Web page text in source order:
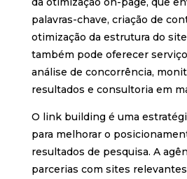
palavras-chave, criação de
otimização da estrutura do
também pode oferecer
análise de concorrência,
resultados e consultoria em
O link building é uma
para melhorar o
resultados de pesquisa. A
parcerias com sites